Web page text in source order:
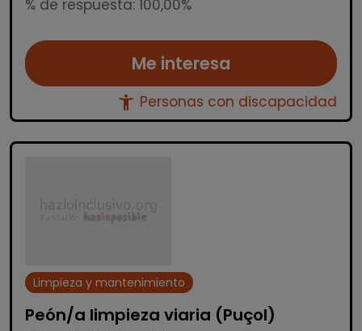
% de respuesta: 100,00%
Me interesa
accessibility_new Personas con discapacidad
Limpieza y mantenimiento
Peón/a limpieza viaria (Puçol)